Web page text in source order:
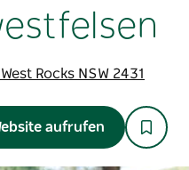
Rocks NSW 2431
aufrufen